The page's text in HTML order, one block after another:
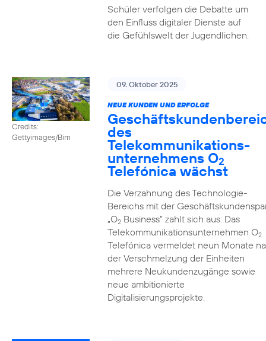
Schüler verfolgen die Debatte um
den Einfluss digitaler Dienste auf
die Gefühlswelt der Jugendlichen.
Credits:
Gettyimages/Bim
09. Oktober 2025
NEUE KUNDEN UND ERFOLGE
des
Telekommunikations­
unternehmens O2
Telefónica wächst
Die Verzahnung des Technologie-
Bereichs mit der
„O2Business” zahlt sich aus: Das
Telekommunikationsunternehmen O2
Telefónica vermeldet neun Monate
der Verschmelzung der Einheiten
mehrere Neukundenzugänge sowie
neue ambitionierte
Digitalisierungsprojekte.